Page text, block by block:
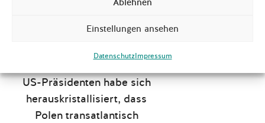
Einstellungen ansehen
DatenschutzImpressum
kleine Schritte angestrebt
US-Präsidenten habe sich
herauskristallisiert, dass
Polen transatlantisch